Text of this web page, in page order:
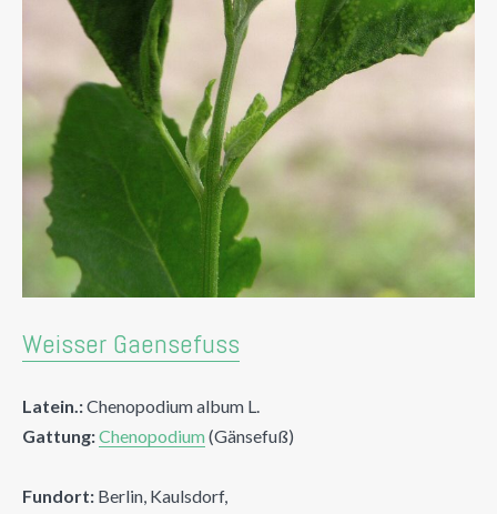
Weisser Gaensefuss
Latein.:Chenopodium album L.
Gattung:Chenopodium (Gänsefuß)
Fundort: Berlin, Kaulsdorf,